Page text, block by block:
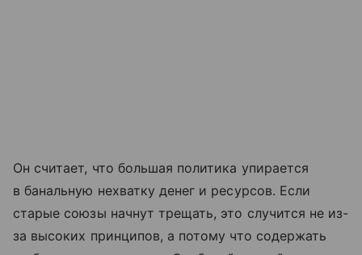
Он считает, что большая политика упирается
в банальную нехватку денег и ресурсов. Если
старые союзы начнут трещать, это случится не из-
за высоких принципов, а потому что содержать